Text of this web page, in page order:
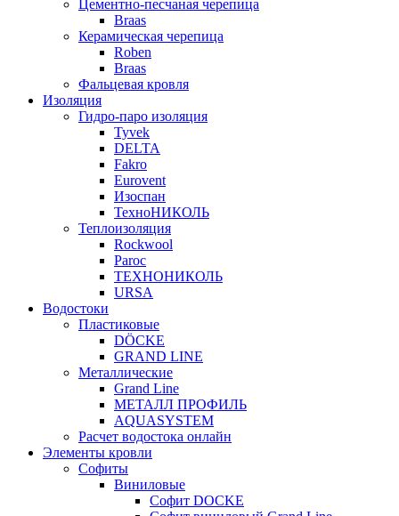
Цементно-песчаная черепица
Braas
Керамическая черепица
Roben
Braas
Фальцевая кровля
Изоляция
Гидро-паро изоляция
Tyvek
DELTA
Fakro
Eurovent
Изоспан
ТехноНИКОЛЬ
Теплоизоляция
Rockwool
Paroc
ТЕХНОНИКОЛЬ
URSA
Водостоки
Пластиковые
DÖCKE
GRAND LINE
Металлические
Grand Line
МЕТАЛЛ ПРОФИЛЬ
AQUASYSTEM
Расчет водостока онлайн
Элементы кровли
Софиты
Виниловые
Софит DOCKE